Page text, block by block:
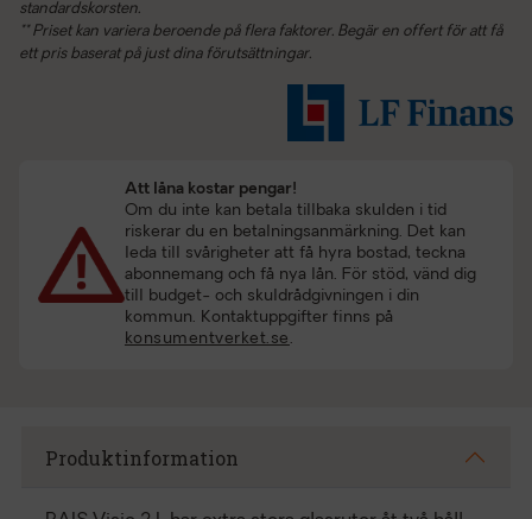
standardskorsten.
** Priset kan variera beroende på flera faktorer. Begär en offert för att få
ett pris baserat på just dina förutsättningar.
Att låna kostar pengar!
Om du inte kan betala tillbaka skulden i tid
riskerar du en betalningsanmärkning. Det kan
leda till svårigheter att få hyra bostad, teckna
abonnemang och få nya lån. För stöd, vänd dig
till budget- och skuldrådgivningen i din
kommun. Kontaktuppgifter finns på
konsumentverket.se .
Produktinformation